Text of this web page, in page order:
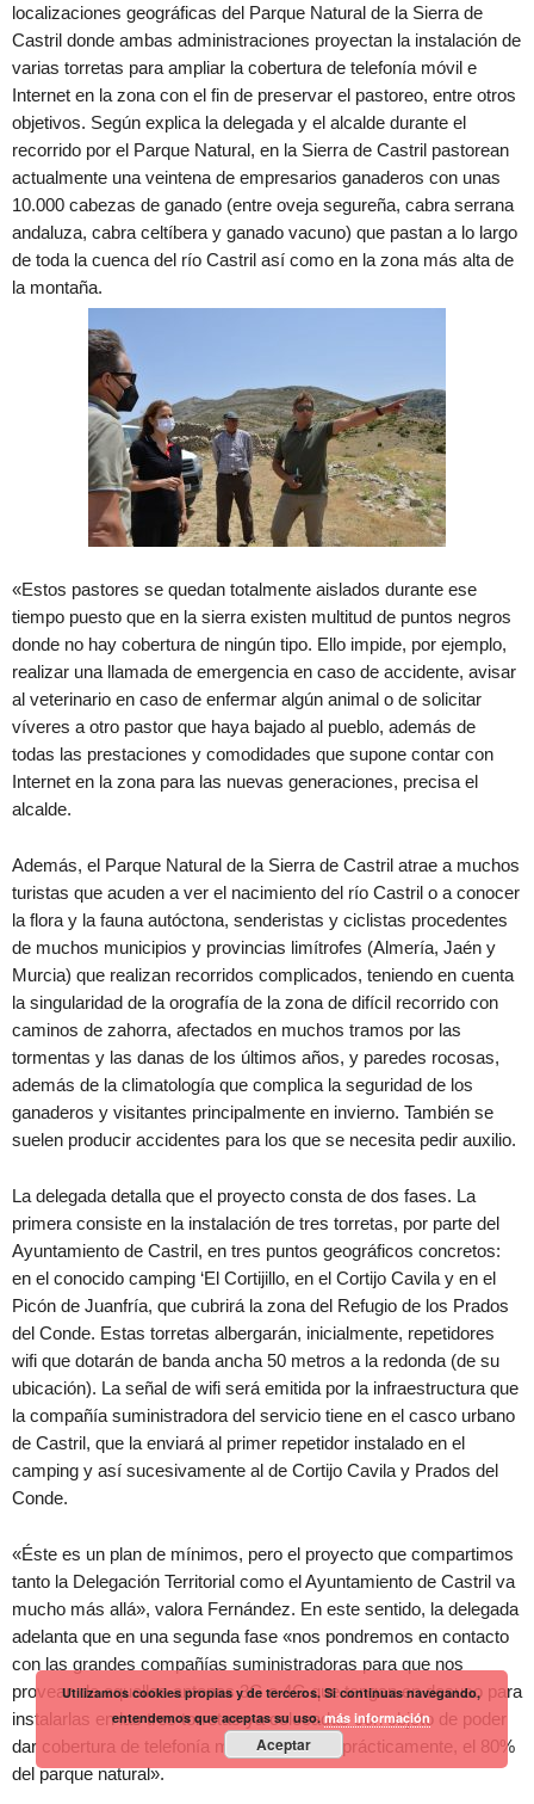
localizaciones geográficas del Parque Natural de la Sierra de
Castril donde ambas administraciones proyectan la instalación de
varias torretas para ampliar la cobertura de telefonía móvil e
Internet en la zona con el fin de preservar el pastoreo, entre otros
objetivos. Según explica la delegada y el alcalde durante el
recorrido por el Parque Natural, en la Sierra de Castril pastorean
actualmente una veintena de empresarios ganaderos con unas
10.000 cabezas de ganado (entre oveja segureña, cabra serrana
andaluza, cabra celtíbera y ganado vacuno) que pastan a lo largo
de toda la cuenca del río Castril así como en la zona más alta de
la montaña.
«Estos pastores se quedan totalmente aislados durante ese
tiempo puesto que en la sierra existen multitud de puntos negros
donde no hay cobertura de ningún tipo. Ello impide, por ejemplo,
realizar una llamada de emergencia en caso de accidente, avisar
al veterinario en caso de enfermar algún animal o de solicitar
víveres a otro pastor que haya bajado al pueblo, además de
todas las prestaciones y comodidades que supone contar con
Internet en la zona para las nuevas generaciones, precisa el
alcalde.
Además, el Parque Natural de la Sierra de Castril atrae a muchos
turistas que acuden a ver el nacimiento del río Castril o a conocer
la flora y la fauna autóctona, senderistas y ciclistas procedentes
de muchos municipios y provincias limítrofes (Almería, Jaén y
Murcia) que realizan recorridos complicados, teniendo en cuenta
la singularidad de la orografía de la zona de difícil recorrido con
caminos de zahorra, afectados en muchos tramos por las
tormentas y las danas de los últimos años, y paredes rocosas,
además de la climatología que complica la seguridad de los
ganaderos y visitantes principalmente en invierno. También se
suelen producir accidentes para los que se necesita pedir auxilio.
La delegada detalla que el proyecto consta de dos fases. La
primera consiste en la instalación de tres torretas, por parte del
Ayuntamiento de Castril, en tres puntos geográficos concretos:
en el conocido camping ‘El Cortijillo, en el Cortijo Cavila y en el
Picón de Juanfría, que cubrirá la zona del Refugio de los Prados
del Conde. Estas torretas albergarán, inicialmente, repetidores
wifi que dotarán de banda ancha 50 metros a la redonda (de su
ubicación). La señal de wifi será emitida por la infraestructura que
la compañía suministradora del servicio tiene en el casco urbano
de Castril, que la enviará al primer repetidor instalado en el
camping y así sucesivamente al de Cortijo Cavila y Prados del
Conde.
«Éste es un plan de mínimos, pero el proyecto que compartimos
tanto la Delegación Territorial como el Ayuntamiento de Castril va
mucho más allá», valora Fernández. En este sentido, la delegada
adelanta que en una segunda fase «nos pondremos en contacto
con las grandes compañías suministradoras para que nos
provean de aquellas antenas 3G o 4G que tengan en desuso para
instalarlas en las tres torretas ya colocadas con objeto de poder
dar cobertura de telefonía móvil y datos a, prácticamente, el 80%
del parque natural».
Utilizamos cookies propias y de terceros. Si continuas navegando,
entendemos que aceptas su uso.más información
Aceptar